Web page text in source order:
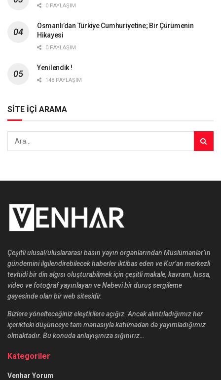
0 PAYLAŞIM
Osmanlı’dan Türkiye Cumhuriyetine; Bir Çürümenin
Hikayesi
0 PAYLAŞIM
Yenilendik !
148 PAYLAŞIM
SİTE İÇİ ARAMA
Çeşitli ulusal/uluslararası basın yayın organlarından Müslümanlar’ın
gündemini ilgilendirebilecek haberler iktibas eden ve Kur’an merkezli
tevhidi bir din algısı oluşturabilmek için çeşitli makale, kavram, kıssa,
video ve fotoğraf yayınlayan ve Nebevi bir duruş sergileme
gayesinde olan bir web sitesidir.
Bizlere yönelteceğiniz eleştirilere açığız. Ancak alıntıladığımız her
içerikteki düşünceye tam manasıyla katılmadan da yayımladığımız
olmaktadır. Bu konuda anlayışınıza sığınırız…
Kategoriler
Venhar Yorum